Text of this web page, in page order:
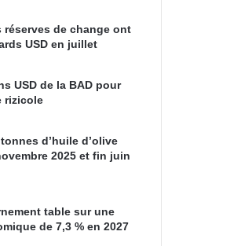
réserves de change ont
USD en juillet
USD de la BAD pour
rizicole
d’huile d’olive
2025 et fin juin
table sur une
de 7,3 % en 2027